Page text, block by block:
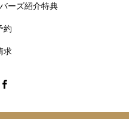
ーズ紹介特典
約
求